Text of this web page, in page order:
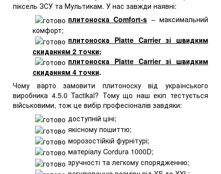
піксель ЗСУ та Мультикам. У нас завжди наявні:
плитоноска Comfort-s – максимальний
комфорт;
плитоноска Platte Carrier зі швидким
скиданням 2 точки;
плитоноска Platte Carrier зі швидким
скиданням 4 точки.
Чому варто замовити плитоноску від українського
виробника 4.5.0 Tactikal? Тому що наш екіп тестується
військовими, тож це вибір професіоналів завдяки:
доступній ціні;
якісному пошиттю;
морозостійкій фурнітурі;
матеріалу Cordura 1000D;
зручності та легкому спорядженню;